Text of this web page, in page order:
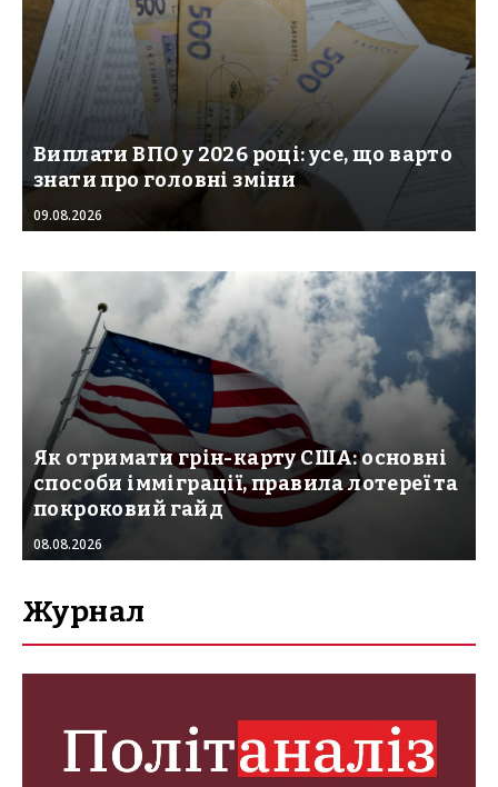
Виплати ВПО у 2026 році: усе, що варто
знати про головні зміни
09.08.2026
Як отримати грін-карту США: основні
способи імміграції, правила лотереї та
покроковий гайд
08.08.2026
Журнал